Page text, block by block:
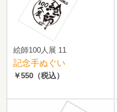
絵師100人展 11
記念手ぬぐい
￥550 （税込）